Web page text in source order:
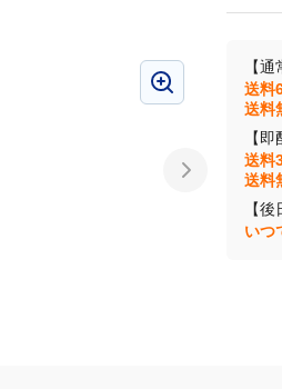
【通
送料
送料
【
送料
送料
【
いつ